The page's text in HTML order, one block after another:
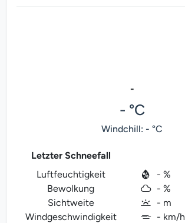
-
- °C
Windchill: - °C
Letzter Schneefall
Luftfeuchtigkeit
- %
Bewolkung
- %
Sichtweite
- m
Windgeschwindigkeit
- km/h